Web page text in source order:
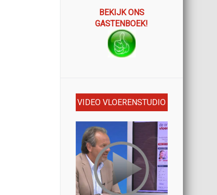
BEKIJK ONS
GASTENBOEK!
VIDEO VLOERENSTUDIO